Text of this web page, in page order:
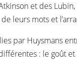
et des
leurs mots et
par Huysmans
: le goût et